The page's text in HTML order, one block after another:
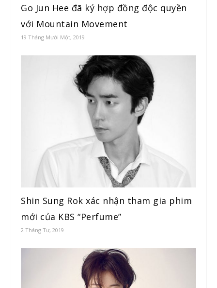
Go Jun Hee đã ký hợp đồng độc quyền
với Mountain Movement
19 Tháng Mười Một, 2019
Shin Sung Rok xác nhận tham gia phim
mới của KBS “Perfume”
2 Tháng Tư, 2019